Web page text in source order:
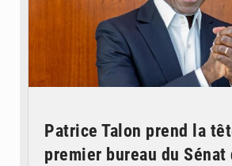
Patrice Talon prend la
premier bureau du Sénat